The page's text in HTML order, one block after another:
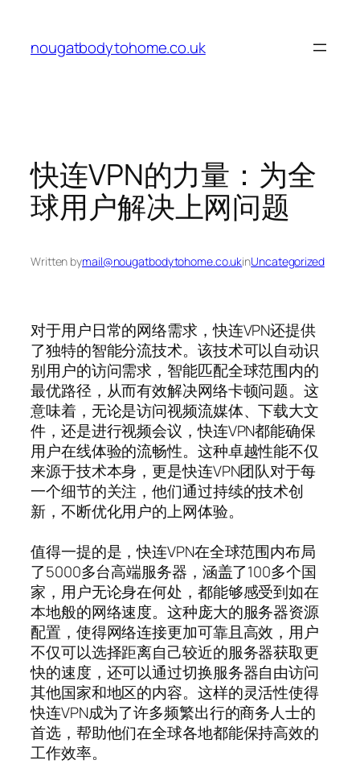
content
nougatbodytohome.co.uk
快连VPN的力量：为全
球用户解决上网问题
Written bymail@nougatbodytohome.co.ukinUncategorized
对于用户日常的网络需求，快连VPN还提供
了独特的智能分流技术。该技术可以自动识
别用户的访问需求，智能匹配全球范围内的
最优路径，从而有效解决网络卡顿问题。这
意味着，无论是访问视频流媒体、下载大文
件，还是进行视频会议，快连VPN都能确保
用户在线体验的流畅性。这种卓越性能不仅
来源于技术本身，更是快连VPN团队对于每
一个细节的关注，他们通过持续的技术创
新，不断优化用户的上网体验。
值得一提的是，快连VPN在全球范围内布局
了5000多台高端服务器，涵盖了100多个国
家，用户无论身在何处，都能够感受到如在
本地般的网络速度。这种庞大的服务器资源
配置，使得网络连接更加可靠且高效，用户
不仅可以选择距离自己较近的服务器获取更
快的速度，还可以通过切换服务器自由访问
其他国家和地区的内容。这样的灵活性使得
快连VPN成为了许多频繁出行的商务人士的
首选，帮助他们在全球各地都能保持高效的
工作效率。